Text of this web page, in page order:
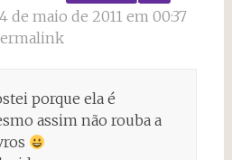
de maio de 2011 em 00:37
porque ela é
assim não rouba a